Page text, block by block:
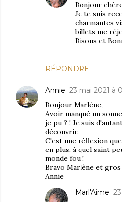
RÉPONDRE
Bonjour
Je te suis
charmantes
billets me
Bisous et
Annie 23 mai 2021 à
Bonjour Marlène,
Avoir manqué un
je pu ? ! Je suis
découvrir.
C'est une réflexion
en plus, à quel saint
monde fou !
Bravo Marlène et gros
Annie
Marl'Aime